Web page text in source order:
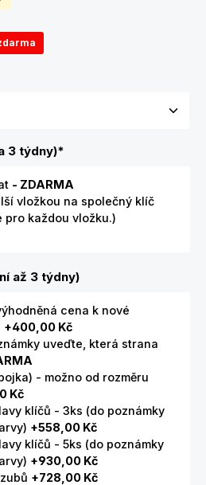
3 týdny)*
- ZDARMA
vložkou na společný klíč
pro každou vložku.)
až 3 týdny)
cena k nové
+400,00 Kč
uveďte, která strana
- možno od rozměru
Kč
klíčů - 3ks (do poznámky
+558,00 Kč
klíčů - 5ks (do poznámky
+930,00 Kč
+728,00 Kč